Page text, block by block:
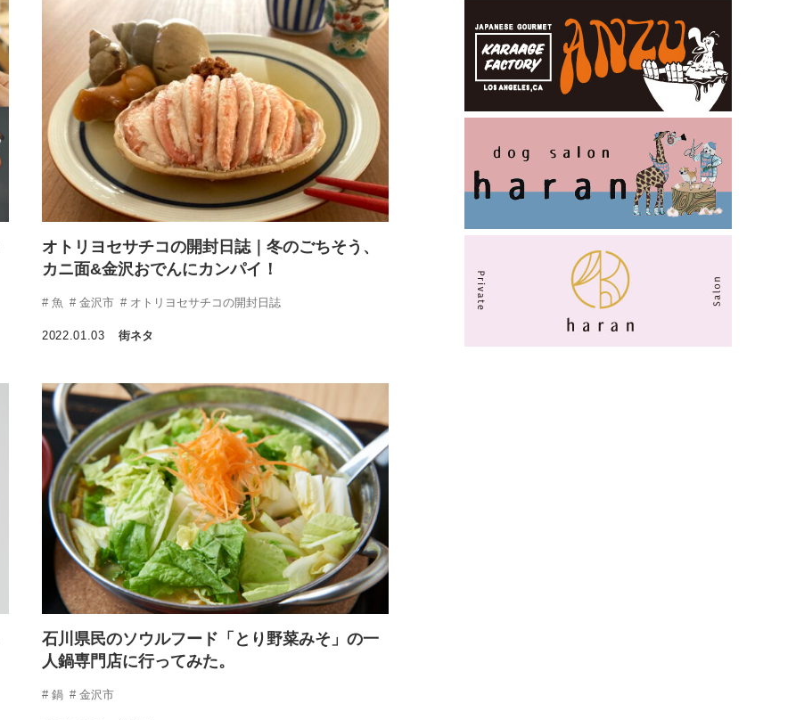
オトリヨセサチコの開封日誌｜冬のごちそう、
カニ面&金沢おでんにカンパイ！
魚 金沢市 オトリヨセサチコの開封日誌
2022.01.03 街ネタ
石川県民のソウルフード「とり野菜みそ」の一
人鍋専門店に行ってみた。
鍋 金沢市